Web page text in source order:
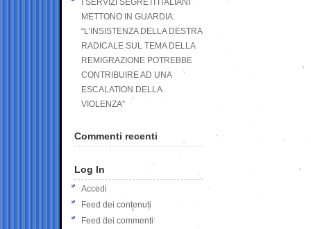
I SERVIZI SEGRETI ITALIANI
METTONO IN GUARDIA:
“L’INSISTENZA DELLA DESTRA
RADICALE SUL TEMA DELLA
REMIGRAZIONE POTREBBE
CONTRIBUIRE AD UNA
ESCALATION DELLA
VIOLENZA”
Commenti recenti
Log In
Accedi
Feed dei contenuti
Feed dei commenti